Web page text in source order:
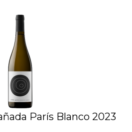
París Blanco 2023